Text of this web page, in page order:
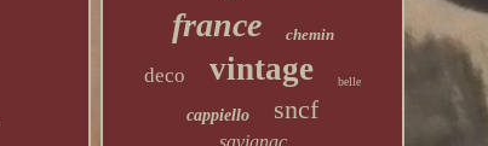
france chemin
deco vintage belle
cappiello sncf
savignac